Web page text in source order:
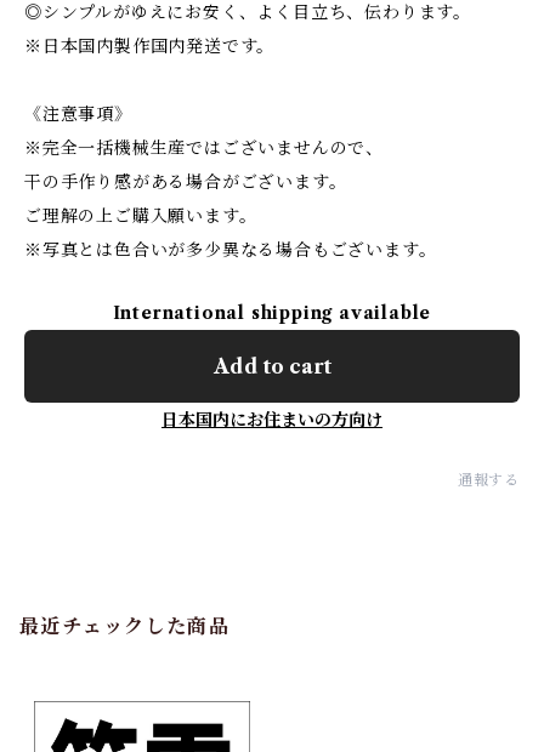
◎シンプルがゆえにお安く、よく目立ち、伝わります。
※日本国内製作国内発送です。
《注意事項》
※完全一括機械生産ではございませんので、
干の手作り感がある場合がございます。
ご理解の上ご購入願います。
※写真とは色合いが多少異なる場合もございます。
International shipping available
Add to cart
日本国内にお住まいの方向け
通報する
最近チェックした商品